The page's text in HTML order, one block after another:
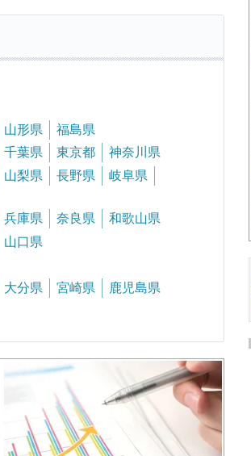
山形県
福島県
千葉県 東京都
神奈川県
山梨県 長野県
岐阜県
兵庫県 奈良県
和歌山県
山口県
大分県 宮崎県
鹿児島県